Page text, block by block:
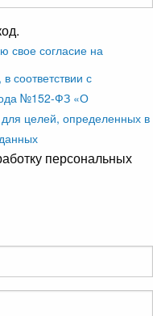
свое согласие на
соответствии с
№152-ФЗ «О
целей, определенных в
персональных